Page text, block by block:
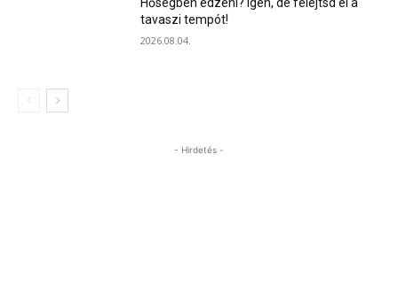
tavaszi tempót!
2026.08.04.
- Hirdetés -